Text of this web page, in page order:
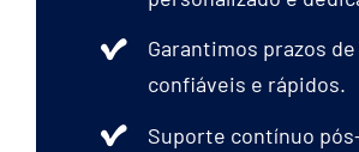
Garantimos prazos
confiáveis e rápidos.
Suporte contínuo